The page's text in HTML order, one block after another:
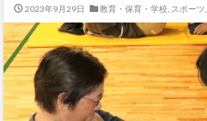
2023年9月29日 教育・保育・学校, スポーツ,